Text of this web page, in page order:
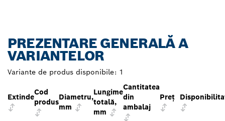
PREZENTARE GENERALĂ A
VARIANTELOR
Variante de produs disponibile: 1
Extinde
Cod
produs
Diametru,
mm
Lungime
totală,
mm
Cantitatea
din
ambalaj
Preţ